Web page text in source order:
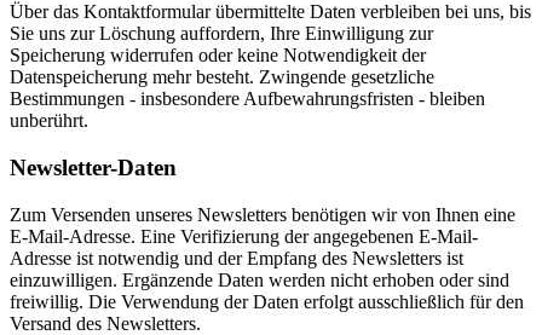
Über das Kontaktformular übermittelte Daten verbleiben bei uns, bis
Sie uns zur Löschung auffordern, Ihre Einwilligung zur
Speicherung widerrufen oder keine Notwendigkeit der
Datenspeicherung mehr besteht. Zwingende gesetzliche
Bestimmungen - insbesondere Aufbewahrungsfristen - bleiben
unberührt.
Newsletter-Daten
Zum Versenden unseres Newsletters benötigen wir von Ihnen eine
E-Mail-Adresse. Eine Verifizierung der angegebenen E-Mail-
Adresse ist notwendig und der Empfang des Newsletters ist
einzuwilligen. Ergänzende Daten werden nicht erhoben oder sind
freiwillig. Die Verwendung der Daten erfolgt ausschließlich für den
Versand des Newsletters.